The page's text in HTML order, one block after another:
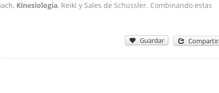
Kinesiología, Reiki y Sales de Schüssler. Combinando estas
Guardar Compartir